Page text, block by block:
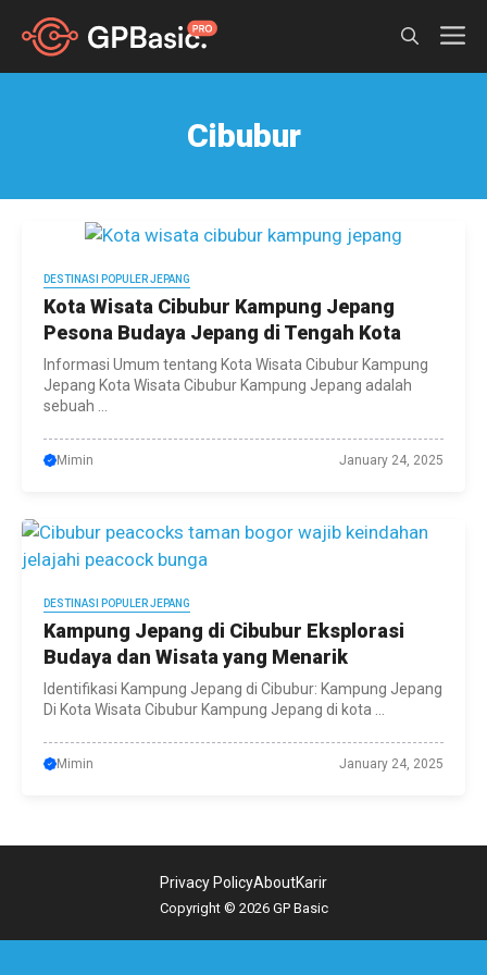
Cibubur
DESTINASI POPULER JEPANG
Kota Wisata Cibubur Kampung Jepang
Pesona Budaya Jepang di Tengah Kota
Informasi Umum tentang Kota Wisata Cibubur Kampung
Jepang Kota Wisata Cibubur Kampung Jepang adalah
sebuah ...
Mimin January 24, 2025
DESTINASI POPULER JEPANG
Kampung Jepang di Cibubur Eksplorasi
Budaya dan Wisata yang Menarik
Identifikasi Kampung Jepang di Cibubur: Kampung Jepang
Di Kota Wisata Cibubur Kampung Jepang di kota ...
Mimin January 24, 2025
Copyright © 2026 GP Basic
Privacy PolicyAboutKarir